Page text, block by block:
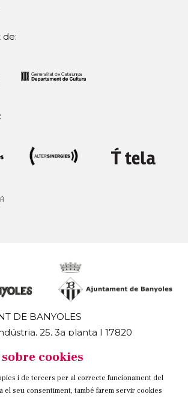
DE BANYOLES
25, 3a planta | 17820
57 00 50
Avís Legal Ús de Cookies Contacteu
cookies
i de tercers per al correcte funcionament del
el seu consentiment, també farem servir cookies